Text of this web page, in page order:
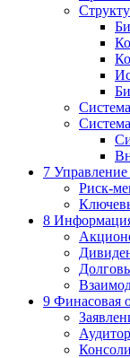
7
Риск-
8
9 Финасовая